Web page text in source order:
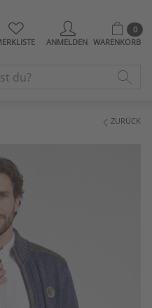
ANMELDEN
0
WARENKORB
ZURÜCK